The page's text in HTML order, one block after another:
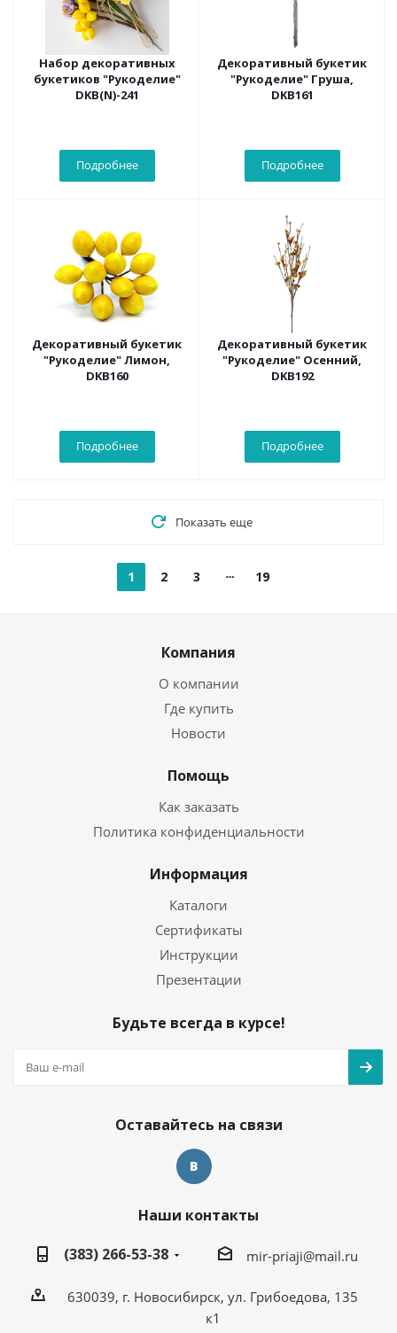
Набор декоративных
букетиков "Рукоделие"
DKB(N)-241
Подробнее
Декоративный букетик
"Рукоделие" Груша,
DKB161
Подробнее
Декоративный букетик
"Рукоделие" Лимон,
DKB160
Подробнее
Декоративный букетик
"Рукоделие" Осенний,
DKB192
Подробнее
Показать еще
1 2 3 19
Компания
О компании
Где купить
Новости
Помощь
Как заказать
Политика конфиденциальности
Информация
Каталоги
Сертификаты
Инструкции
Презентации
Будьте всегда в курсе!
Оставайтесь на связи
Наши контакты
(383) 266-53-38
mir-priaji@mail.ru
630039, г. Новосибирск, ул. Грибоедова, 135
к1